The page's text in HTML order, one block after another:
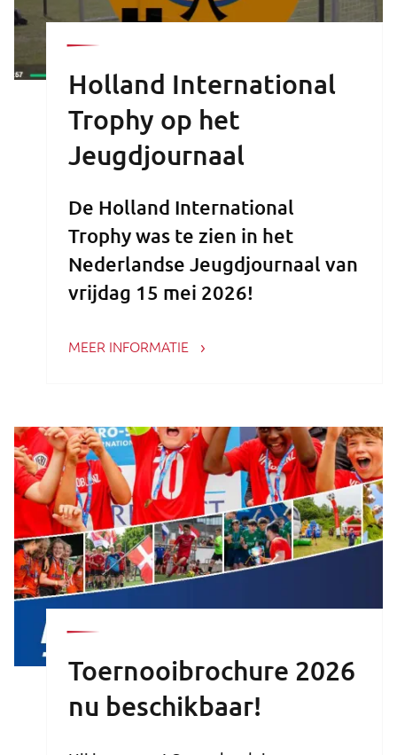
Holland International
Trophy op het
Jeugdjournaal
De Holland International
Trophy was te zien in het
Nederlandse Jeugdjournaal van
vrijdag 15 mei 2026!
MEER INFORMATIE
Toernooibrochure 2026
nu beschikbaar!